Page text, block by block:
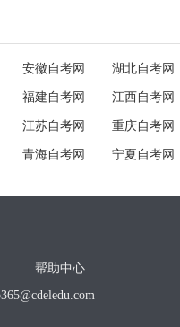
安徽自考网 湖北自考网
福建自考网 江西自考网
江苏自考网 重庆自考网
青海自考网 宁夏自考网
帮助中心